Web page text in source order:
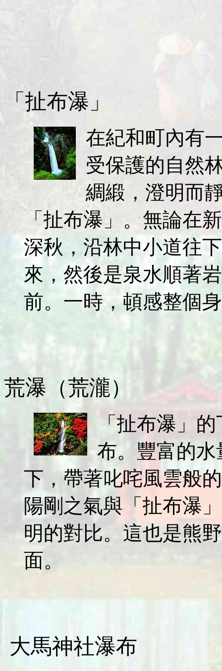
「扯布瀑」
在紀和町內有
受保護的自然
綢緞，澄明而
「扯布瀑」。無論在
深秋，沿林中小道往
來，然後是泉水順著
前。一時，頓感整個
荒瀑（荒瀧）
「扯布瀑」
布。豐富的
下，帶著叱咤風雲般
陽剛之氣與「扯布瀑
明的對比。這也是熊
面。
大馬神社瀑布